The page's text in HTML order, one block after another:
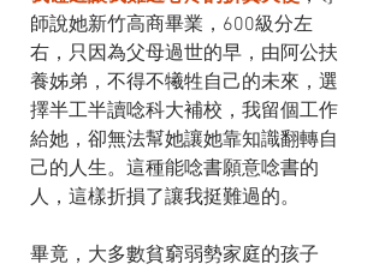
師說她新竹高商畢業，600級分左
右，只因為父母過世的早，由阿公扶
養姊弟，不得不犧牲自己的未來，選
擇半工半讀唸科大補校，我留個工作
給她，卻無法幫她讓她靠知識翻轉自
己的人生。這種能唸書願意唸書的
人，這樣折損了讓我挺難過的。
畢竟，大多數貧窮弱勢家庭的孩子